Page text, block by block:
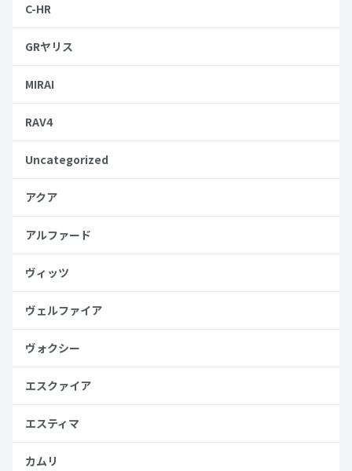
C-HR
GRヤリス
MIRAI
RAV4
Uncategorized
アクア
アルファード
ヴィッツ
ヴェルファイア
ヴォクシー
エスクァイア
エスティマ
カムリ